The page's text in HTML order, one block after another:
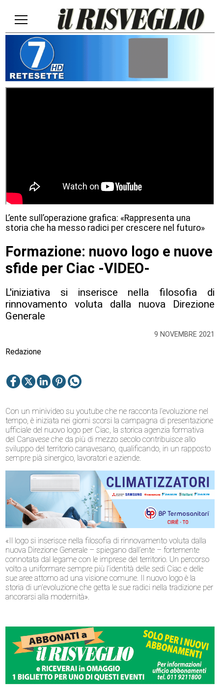
9 NOVEMBRE 2021
L’ente sull’operazione grafica: «Rappresenta una
storia che ha messo radici per crescere nel futuro»
Formazione: nuovo logo e nuove
sfide per Ciac -VIDEO-
L'iniziativa si inserisce nella filosofia di
rinnovamento voluta dalla nuova Direzione
Generale
Redazione
Con un minivideo su youtube che ne racconta l’evoluzione nel
tempo, è iniziata nei giorni scorsi la campagna di presentazione
ufficiale del nuovo logo per Ciac, la storica agenzia formativa
del Canavese che da più di mezzo secolo contribuisce allo
sviluppo del territorio canavesano, qualificando, in un rapposto
sempre pià sinergico, lavoratori e aziende.
«Il logo si inserisce nella filosofia di rinnovamento voluta dalla
nuova Direzione Generale – spiegano dall’ente – fortemente
connotata dal legame con le imprese del territorio. Un percorso
volto a uniformare sempre più l’identità delle sedi Ciac e delle
sue aree attorno ad una visione comune. Il nuovo logo è la
storia di un’evoluzione che getta le sue radici nella tradizione per
ancorarsi alla modernità».